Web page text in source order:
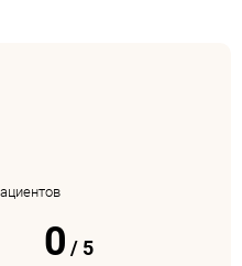
0 /5